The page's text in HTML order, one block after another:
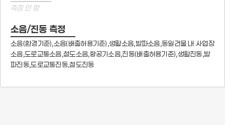
측정 안 함
소음/진동 측정
소음(환경기준),소음(배출허용기준),생활소음,발파소음,동일건물 내 사업장
소음,도로교통소음,철도소음,항공기소음,진동(배출허용기준),생활진동,발
파진동,도로교통진동,철도진동